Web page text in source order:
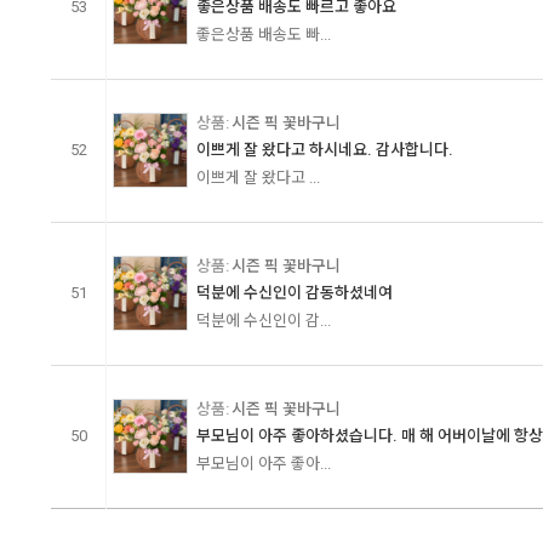
53
좋은상품 배송도 빠르고 좋아요
좋은상품 배송도 빠...
52
시즌 픽 꽃바구니
이쁘게 잘 왔다고 하시네요. 감사합니다.
이쁘게 잘 왔다고 ...
51
시즌 픽 꽃바구니
덕분에 수신인이 감동하셨네여
덕분에 수신인이 감...
50
시즌 픽 꽃바구니
부모님이 아주 좋아하셨습니다. 매 해 어버이날에 항
부모님이 아주 좋아...